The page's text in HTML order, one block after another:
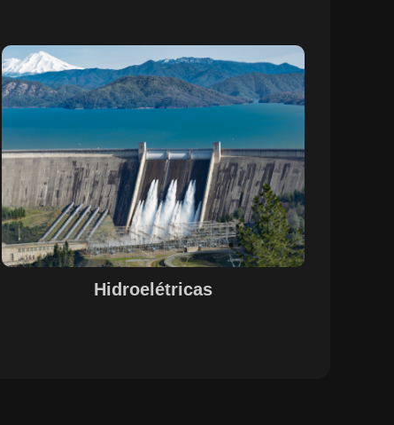
Hidroelétricas
Sobre o Case Hidroelétricas
A parceria entre a EPS e a SETE, com o suporte do
Maestro, otimizou o controle de pessoal, documentação
e evidências de processos nas operações de
hidrelétricas. A centralização das informações e a
automação de processos garantiram uma gestão
integrada e eficiente, alinhada às necessidades do setor.
A solução proporcionou maior visibilidade, conformidade
legal e agilidade na gestão de recursos humanos e
operações, promovendo um ambiente de trabalho mais
estruturado e funcional.